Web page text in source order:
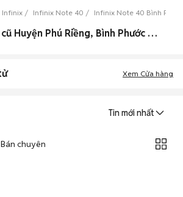
Infinix Infinix Note 40 Infinix Note 40 Bình Phước
0 Infinix Note 40 cũ Huyện Phú Riềng, Bình Phước đẹp
Xem Cửa hàng
Tin mới nhất
Bán chuyên